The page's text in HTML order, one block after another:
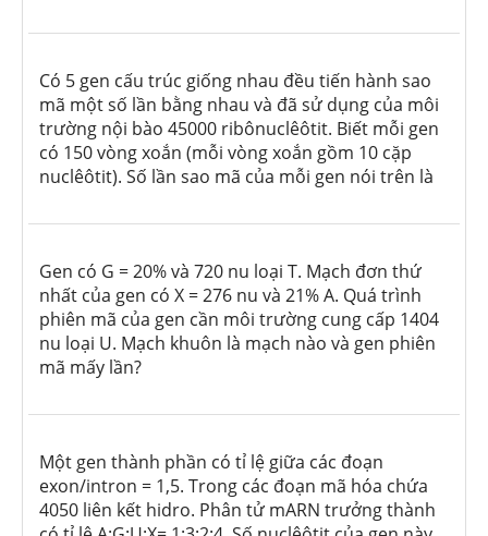
Có 5 gen cấu trúc giống nhau đều tiến hành sao
mã một số lần bằng nhau và đã sử dụng của môi
trường nội bào 45000 ribônuclêôtit. Biết mỗi gen
có 150 vòng xoắn (mỗi vòng xoắn gồm 10 cặp
nuclêôtit). Số lần sao mã của mỗi gen nói trên là
Gen có G = 20% và 720 nu loại T. Mạch đơn thứ
nhất của gen có X = 276 nu và 21% A. Quá trình
phiên mã của gen cần môi trường cung cấp 1404
nu loại U. Mạch khuôn là mạch nào và gen phiên
mã mấy lần?
Một gen thành phần có tỉ lệ giữa các đoạn
exon/intron = 1,5. Trong các đoạn mã hóa chứa
4050 liên kết hidro. Phân tử mARN trưởng thành